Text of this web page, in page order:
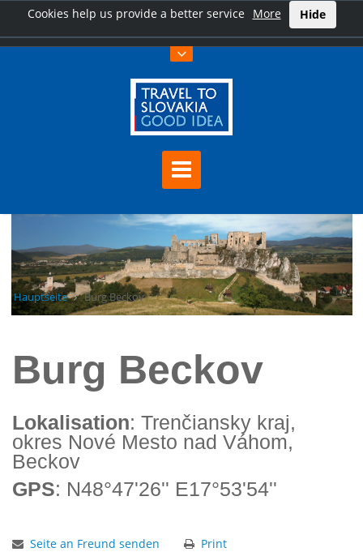
Cookies help us provide a better service More Hide
Hauptseite Burg Beckov
Burg Beckov
Lokalisation: Trenčiansky kraj,
okres Nové Mesto nad Váhom,
Beckov
GPS: N48°47'26'' E17°53'54''
Seite an Freund senden Print